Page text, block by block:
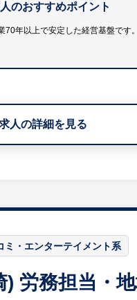
社の強み：
ひとりのライフスタイルに
としています。デザイン中
共・大型民間施設を施工する
持しています。
のおすすめポイント
70年以上で安定した経営基盤です
人の詳細を見る
ミ・エンターテイメント系
) 労務担当・